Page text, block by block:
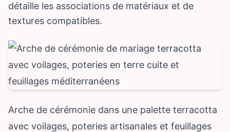
détaille les associations de matériaux et de
textures compatibles.
Arche de cérémonie dans une palette terracotta
avec voilages, poteries artisanales et feuillages